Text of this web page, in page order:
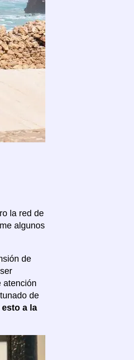
la red de
algunos
de
atención
de
a la